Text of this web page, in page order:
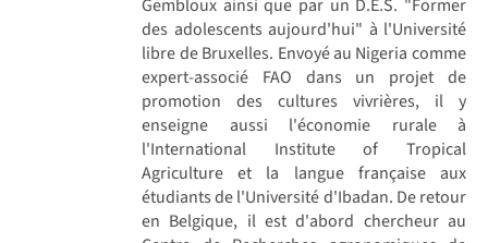
Gembloux ainsi que par un D.E.S. "Former
des adolescents aujourd'hui" à l'Université
libre de Bruxelles. Envoyé au Nigeria comme
expert-associé FAO dans un projet de
promotion des cultures vivrières, il y
enseigne aussi l'économie rurale à
l'International Institute of Tropical
Agriculture et la langue française aux
étudiants de l'Université d'Ibadan. De retour
en Belgique, il est d'abord chercheur au